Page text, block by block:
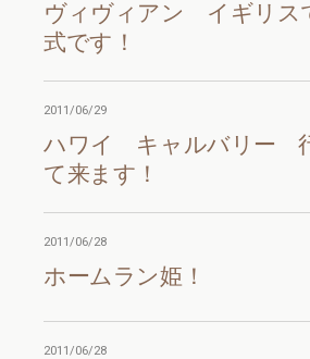
ヴィヴィアン イギリス
式です！
2011/06/29
ハワイ キャルバリー
て来ます！
2011/06/28
ホームラン姫！
2011/06/28